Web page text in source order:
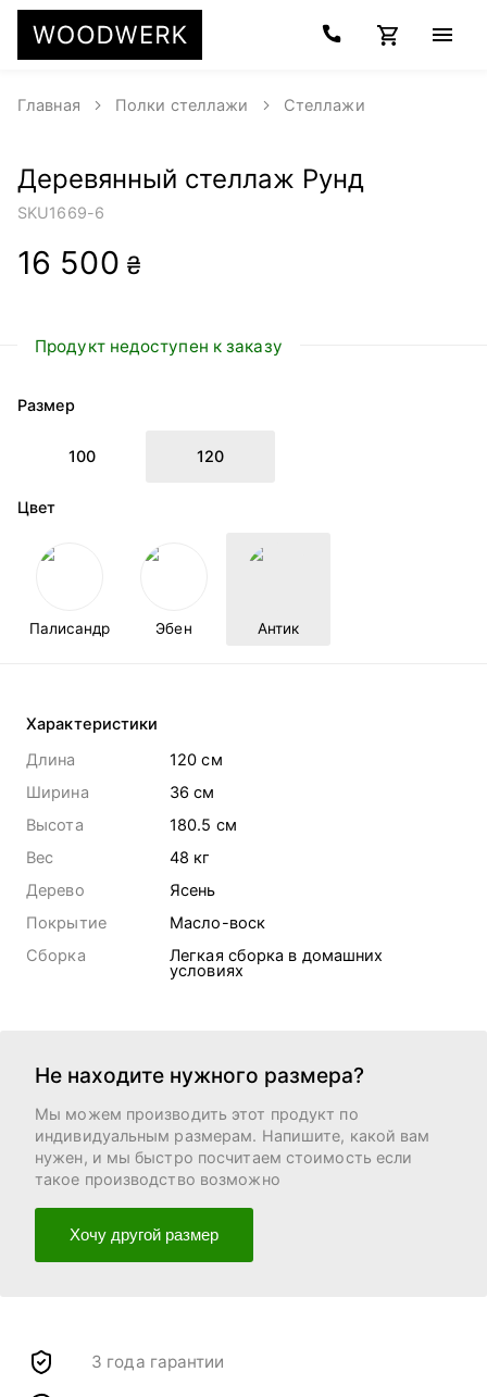
Главная Полки стеллажи Стеллажи
Деревянный стеллаж Рунд
SKU1669-6
16 500 ₴
Продукт недоступен к заказу
Размер
100 120
Цвет
Палисандр Эбен Антик
Характеристики
Длина
120 cм
Ширина
36 cм
Высота
180.5 cм
Вес
48 кг
Дерево
Ясень
Покрытие
Масло-воск
Сборка
Легкая сборка в домашних
условиях
Не находите нужного размера?
Мы можем производить этот продукт по
индивидуальным размерам. Напишите, какой вам
нужен, и мы быстро посчитаем стоимость если
такое производство возможно
Хочу другой размер
3 года гарантии